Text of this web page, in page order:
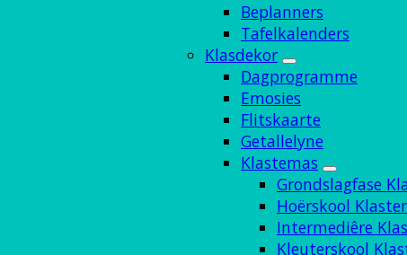
Beplanners
Tafelkalenders
Klasdekor
Dagprogramme
Emosies
Flitskaarte
Getallelyne
Klastemas
Grondslagfase
Hoërskool
Intermediêre
Kleuterskool